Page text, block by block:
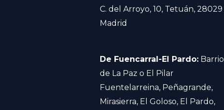
C. del Arroyo, 10, Tetuán, 28029
Madrid
De Fuencarral-El Pardo: Barrio
de La Paz o El Pilar
Fuentelarreina, Peñagrande,
Mirasierra, El Goloso, El Pardo,